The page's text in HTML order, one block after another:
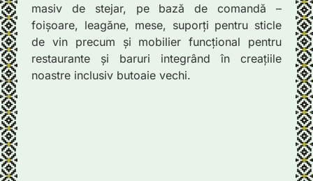
masiv de stejar, pe bază de comandă –
foișoare, leagăne, mese, suporți pentru sticle
de vin precum și mobilier funcțional pentru
restaurante și baruri integrând în creațiile
noastre inclusiv butoaie vechi.